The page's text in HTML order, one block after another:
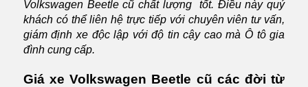
Volkswagen Beetle cũ chất lượng tốt. Điều này quý
khách có thể liên hệ trực tiếp với chuyên viên tư vấn,
giám định xe độc lập với độ tin cậy cao mà Ô tô gia
đình cung cấp.
Giá xe Volkswagen Beetle cũ các đời từ